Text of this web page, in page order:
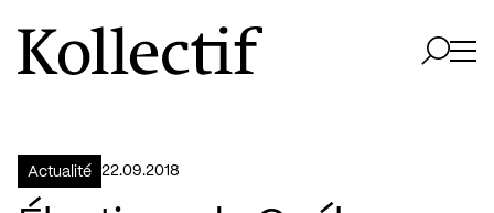
Aller à la page d'accueil
Logo Kollectif
Actualité 22.09.2018